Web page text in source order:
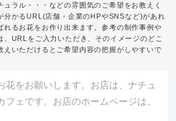
ラル・・・などの雰囲気のご希望をお教えく
分かるURL(店舗・企業のHPやSNSなど)があれ
れるお花をお作り出来ます。参考の制作事例や
、URLをご入力いただき、そのイメージのどこ
えいただけるとご希望内容の把握がしやすいで